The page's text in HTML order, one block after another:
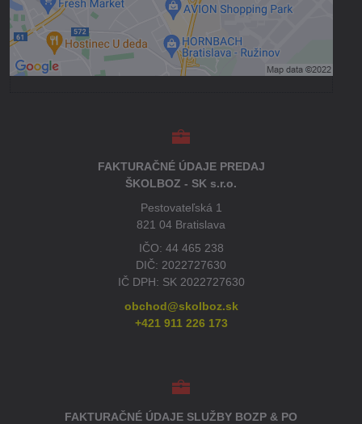
Povoliť a zapamätať - súhlas s druhom
cookie: Funkčné
Otvoriť obsah v novom okne
FAKTURAČNÉ ÚDAJE PREDAJ
ŠKOLBOZ - SK s.r.o.
Pestovateľská 1
821 04 Bratislava
IČO: 44 465 238
DIČ: 2022727630
IČ DPH: SK 2022727630
obchod@skolboz.sk
+421 911 226 173
FAKTURAČNÉ ÚDAJE SLUŽBY BOZP & PO